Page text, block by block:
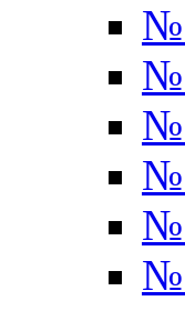
№
№
№
№
№
№